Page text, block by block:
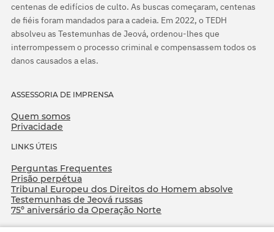
centenas de edifícios de culto. As buscas começaram, centenas
de fiéis foram mandados para a cadeia. Em 2022, o TEDH
absolveu as Testemunhas de Jeová, ordenou-lhes que
interrompessem o processo criminal e compensassem todos os
danos causados a elas.
ASSESSORIA DE IMPRENSA
Quem somos
Privacidade
LINKS ÚTEIS
Perguntas Frequentes
Prisão perpétua
Tribunal Europeu dos Direitos do Homem absolve
Testemunhas de Jeová russas
75º aniversário da Operação Norte